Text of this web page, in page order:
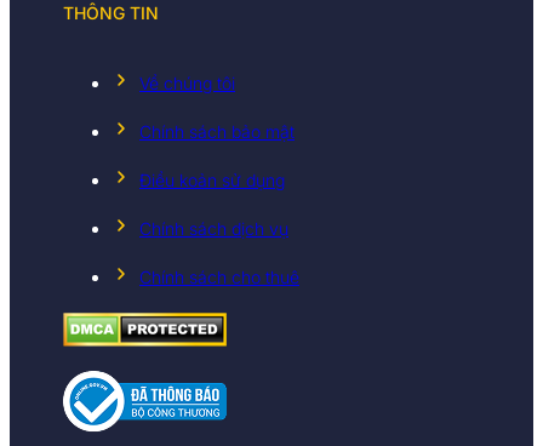
THÔNG TIN
Về chúng tôi
Chính sách bảo mật
Điều koản sử dụng
Chính sách dịch vụ
Chính sách cho thuê